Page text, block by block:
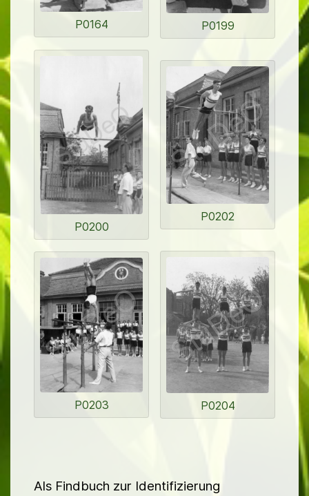
P0164 P0199
P0200
P0202
P0203 P0204
Als Findbuch zur Identifizierung